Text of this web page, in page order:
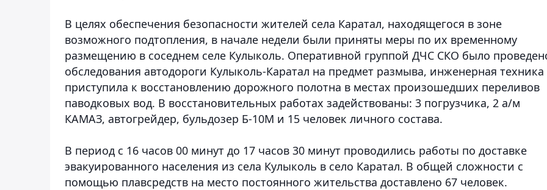
В целях обеспечения безопасности жителей села Каратал, находящегося в зоне
возможного подтопления, в начале недели были приняты меры по их временному
размещению в соседнем селе Кулыколь. Оперативной группой ДЧС СКО было
обследования автодороги Кулыколь-Каратал на предмет размыва, инженерная техника
приступила к восстановлению дорожного полотна в местах произошедших переливов
паводковых вод. В восстановительных работах задействованы: 3 погрузчика, 2 а/м
КАМАЗ, автогрейдер, бульдозер Б-10М и 15 человек личного состава.
В период с 16 часов 00 минут до 17 часов 30 минут проводились работы по доставке
эвакуированного населения из села Кулыколь в село Каратал. В общей сложности с
помощью плавсредств на место постоянного жительства доставлено 67 человек.